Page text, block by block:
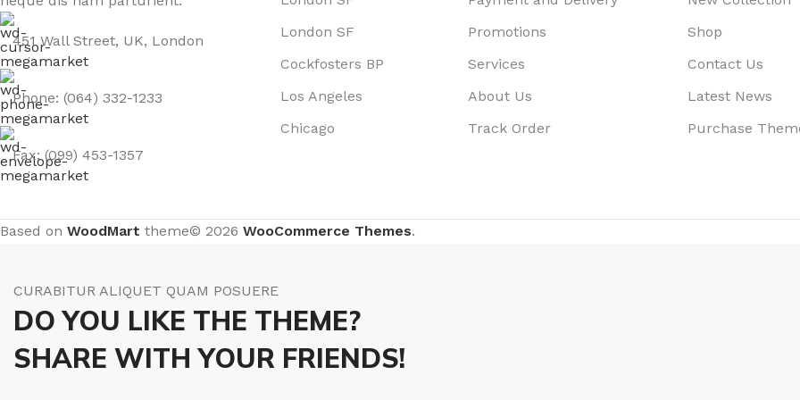
451 Wall Street, UK, London
Phone: (064) 332-1233
Fax: (099) 453-1357
London SF
Cockfosters BP
Los Angeles
Chicago
Promotions
Services
About Us
Track Order
Shop
Contact Us
Latest News
Purchase
Based on WoodMart theme© 2026 WooCommerce Themes.
CURABITUR ALIQUET QUAM POSUERE
DO YOU LIKE THE THEME?
SHARE WITH YOUR FRIENDS!